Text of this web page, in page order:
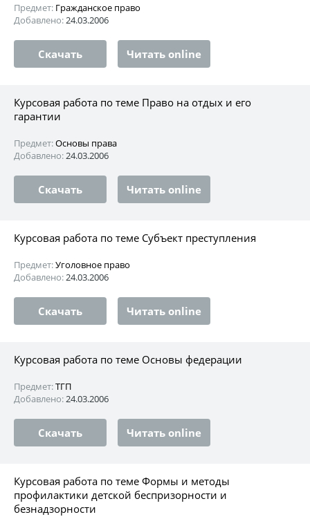
Предмет: Гражданское право
Добавлено:24.03.2006
Скачать Читать online
Курсовая работа по теме Право на отдых и его
гарантии
Предмет:Основы права
Добавлено:24.03.2006
Скачать Читать online
Курсовая работа по теме Субъект преступления
Предмет:Уголовное право
Добавлено:24.03.2006
Скачать Читать online
Курсовая работа по теме Основы федерации
Предмет:ТГП
Добавлено:24.03.2006
Скачать Читать online
Курсовая работа по теме Формы и методы
профилактики детской беспризорности и
безнадзорности